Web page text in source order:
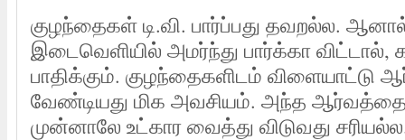
குழந்தைகள் டி.வி. பார்ப்பது தவறல்ல.
இடைவெளியில் அமர்ந்து பார்க்கா
பாதிக்கும். குழந்தைகளிடம் விளையாட்டு
வேண்டியது மிக அவசியம். அந்த ஆர்வத்தைக்
முன்னாலே உட்கார வைத்து விடுவது